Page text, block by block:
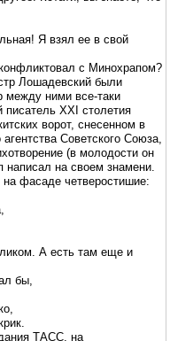
Я взял ее в свой
с Минохрапом?
Лошадевский были
между ними все-таки
XXI столетия
ворот, снесенном в
Советского Союза,
(в молодости он
на своем знамени.
фасаде четверостишие:
А есть там еще и
бы,
ТАСС, на